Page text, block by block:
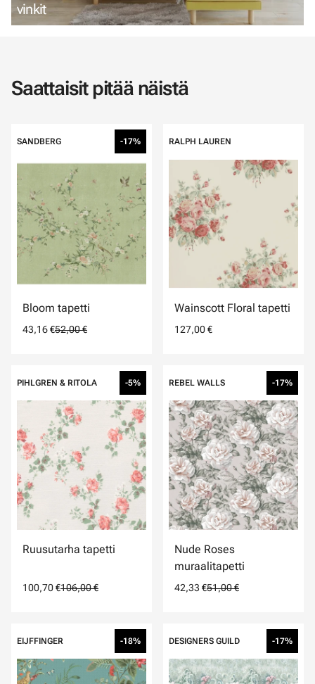
vinkit
Saattaisit pitää näistä
SANDBERG -17%
Bloom tapetti
43,16 €52,00 €
RALPH LAUREN
Wainscott Floral tapetti
127,00 €
PIHLGREN & RITOLA -5%
Ruusutarha tapetti
100,70 €106,00 €
REBEL WALLS -17%
Nude Roses
muraalitapetti
42,33 €51,00 €
EIJFFINGER -18% DESIGNERS GUILD -17%